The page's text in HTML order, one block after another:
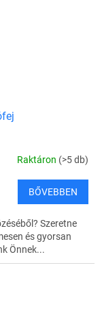
Raktáron (>5 db)
BŐVEBBEN
Szeretne
és gyorsan
Önnek...